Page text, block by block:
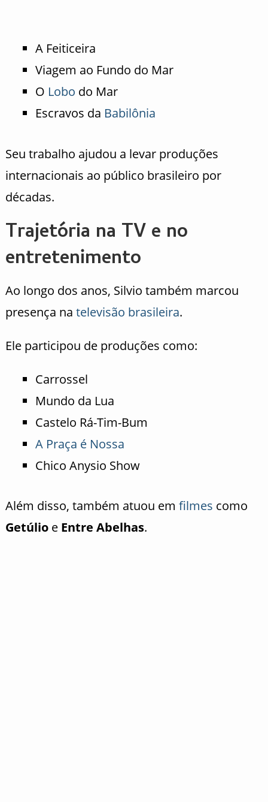
A Feiticeira
Viagem ao Fundo do Mar
O Lobo do Mar
Escravos da Babilônia
Seu trabalho ajudou a levar produções
internacionais ao público brasileiro por
décadas.
Trajetória na TV e no
entretenimento
Ao longo dos anos, Silvio também marcou
presença na televisão brasileira.
Ele participou de produções como:
Carrossel
Mundo da Lua
Castelo Rá-Tim-Bum
A Praça é Nossa
Chico Anysio Show
Além disso, também atuou em filmes como
Getúlioe Entre Abelhas.